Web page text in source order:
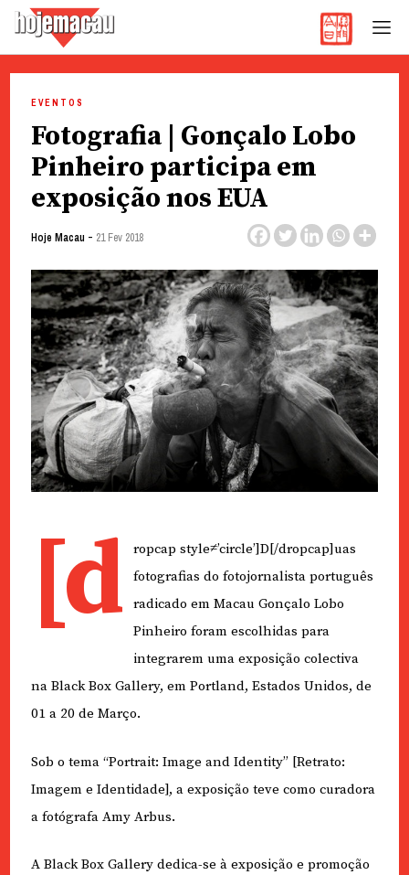
content
EVENTOS
Fotografia | Gonçalo Lobo
Pinheiro participa em
exposição nos EUA
Hoje Macau - 21 Fev 2018
[d
ropcap style≠’circle’]D[/dropcap]uas
fotografias do fotojornalista português
radicado em Macau Gonçalo Lobo
Pinheiro foram escolhidas para
integrarem uma exposição colectiva
na Black Box Gallery, em Portland, Estados Unidos, de
01 a 20 de Março.
Sob o tema “Portrait: Image and Identity” [Retrato:
Imagem e Identidade], a exposição teve como curadora
a fotógrafa Amy Arbus.
A Black Box Gallery dedica-se à exposição e promoção